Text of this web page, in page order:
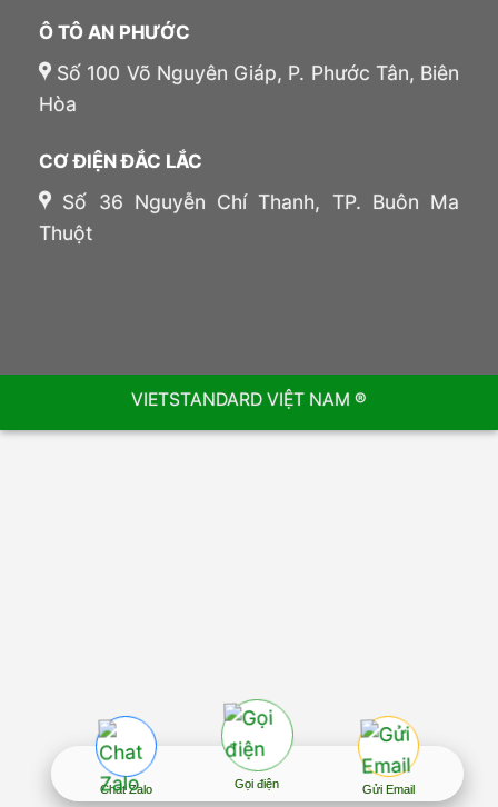
Ô TÔ AN PHƯỚC
Số 100 Võ Nguyên Giáp, P. Phước Tân, Biên
Hòa
CƠ ĐIỆN ĐẮC LẮC
Số 36 Nguyễn Chí Thanh, TP. Buôn Ma
Thuột
VIETSTANDARD VIỆT NAM ®
Chat Zalo Gọi điện Gửi Email